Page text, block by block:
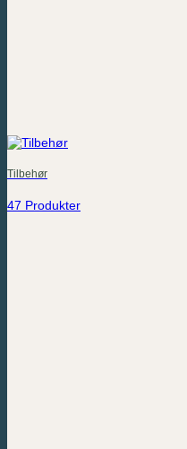
Tilbehør
47 Produkter